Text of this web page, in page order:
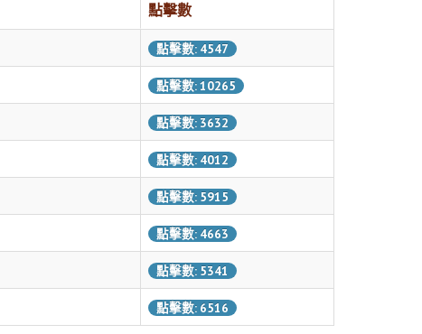
點擊數
點擊數: 4547
點擊數: 10265
點擊數: 3632
點擊數: 4012
點擊數: 5915
點擊數: 4663
點擊數: 5341
點擊數: 6516